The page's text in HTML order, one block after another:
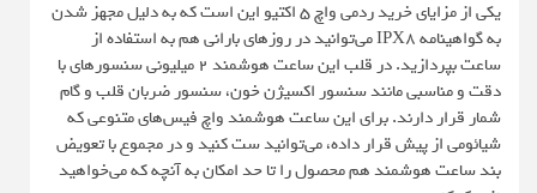
یکی از مزایای خرید ردمی واچ 5 اکتیو این است که به دلیل مجهز شدن
به گواهینامه IPX8 می‌توانید در روزهای بارانی هم به استفاده از
ساعت بپردازید. در قلب این ساعت هوشمند ۲ میلیونی سنسورهای با
دقت و مناسبی مانند سنسور اکسیژن خون، سنسور ضربان قلب و گام
شمار قرار دارند. برای این ساعت هوشمند واچ فیس‌های متنوعی که
شیائومی از پیش قرار داده، می‌توانید ست کنید و در مجموع با تعویض
بند ساعت هوشمند هم محصول را تا حد امکان به آنچه که می‌خواهید